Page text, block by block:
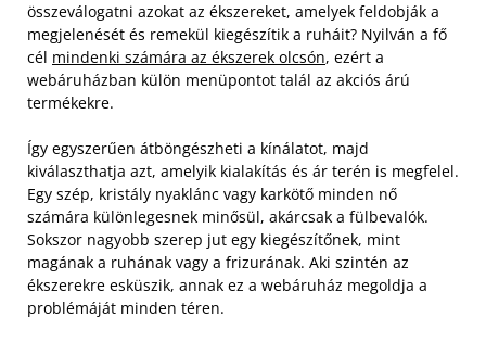
összeválogatni azokat az ékszereket, amelyek feldobják a
megjelenését és remekül kiegészítik a ruháit? Nyilván a fő
cél mindenki számára az ékszerek olcsón, ezért a
webáruházban külön menüpontot talál az akciós árú
termékekre.
Így egyszerűen átböngészheti a kínálatot, majd
kiválaszthatja azt, amelyik kialakítás és ár terén is megfelel.
Egy szép, kristály nyaklánc vagy karkötő minden nő
számára különlegesnek minősül, akárcsak a fülbevalók.
Sokszor nagyobb szerep jut egy kiegészítőnek, mint
magának a ruhának vagy a frizurának. Aki szintén az
ékszerekre esküszik, annak ez a webáruház megoldja a
problémáját minden téren.